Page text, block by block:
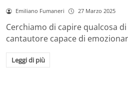
Emiliano Fumaneri 27 Marzo 2025
Cerchiamo di capire qualcosa
cantautore capace di
Leggi di più